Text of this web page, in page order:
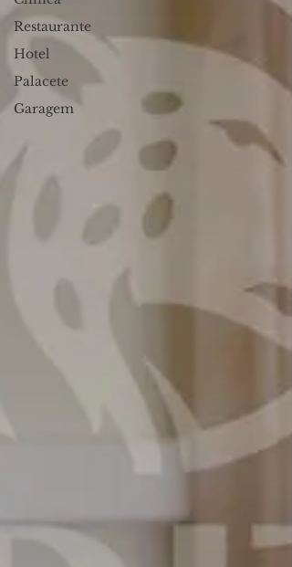
Restaurante
Hotel
Palacete
Garagem